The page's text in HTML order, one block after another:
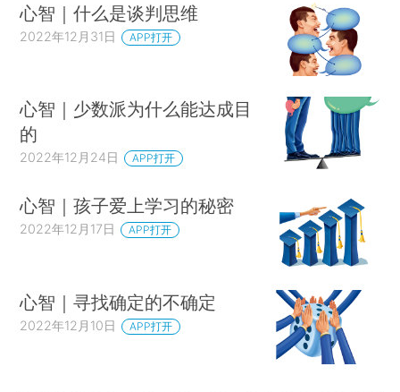
心智｜什么是谈判思维
2022年12月31日 APP打开
心智｜少数派为什么能达成目
的
2022年12月24日 APP打开
心智｜孩子爱上学习的秘密
2022年12月17日 APP打开
心智｜寻找确定的不确定
2022年12月10日 APP打开